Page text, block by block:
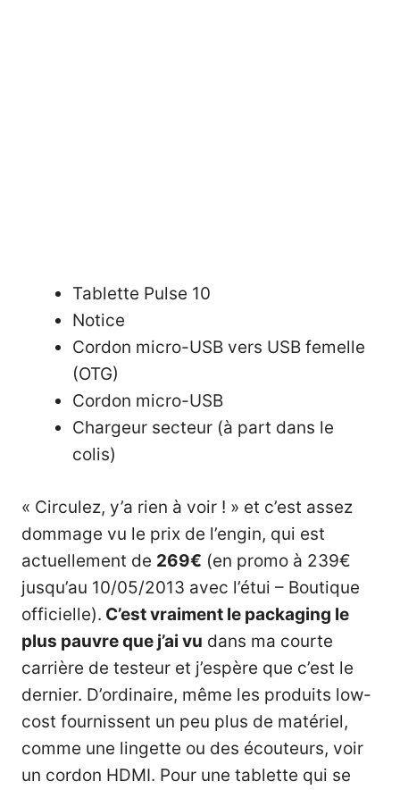
Tablette Pulse 10
Notice
Cordon micro-USB vers USB femelle
(OTG)
Cordon micro-USB
Chargeur secteur (à part dans le
colis)
« Circulez, y’a rien à voir ! » et c’est assez
dommage vu le prix de l’engin, qui est
actuellement de 269€ (en promo à 239€
jusqu’au 10/05/2013 avec l’étui – Boutique
officielle). C’est vraiment le packaging le
plus pauvre que j’ai vu dans ma courte
carrière de testeur et j’espère que c’est le
dernier. D’ordinaire, même les produits low-
cost fournissent un peu plus de matériel,
comme une lingette ou des écouteurs, voir
un cordon HDMI. Pour une tablette qui se